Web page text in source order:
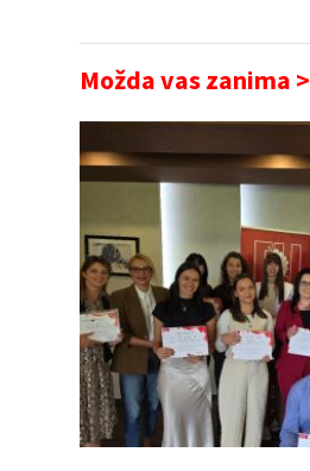
Možda vas zanima >